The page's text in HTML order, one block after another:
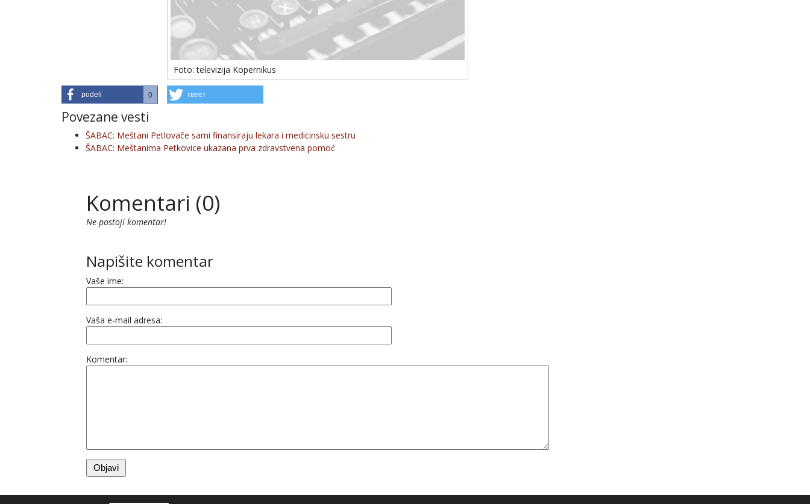
Foto: televizija Kopernikus
podeli 0 твеет
Povezane vesti
ŠABAC: Meštani Petlovače sami finansiraju lekara i medicinsku sestru
ŠABAC: Meštanima Petkovice ukazana prva zdravstvena pomoć
Komentari (0)
Ne postoji komentar!
Napišite komentar
Vaše ime:
Vaša e-mail adresa:
Komentar: